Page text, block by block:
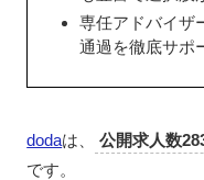
専任アドバイザ
通過を徹底サポ
dodaは、
公開求人数
です。